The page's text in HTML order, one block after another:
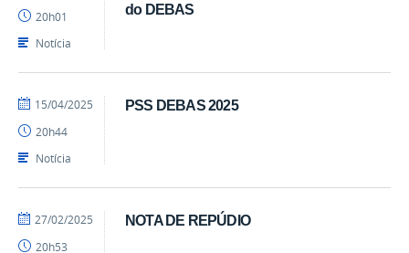
do DEBAS
20h01
Notícia
PSS DEBAS 2025
por
publicado
15/04/2025
20h44
Notícia
NOTA DE REPÚDIO
por
publicado
27/02/2025
20h53